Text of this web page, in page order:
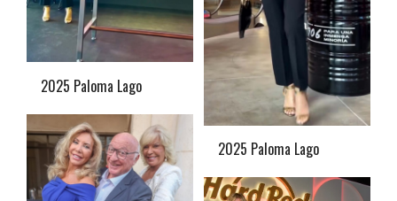
2025 Paloma Lago
2025 Paloma Lago